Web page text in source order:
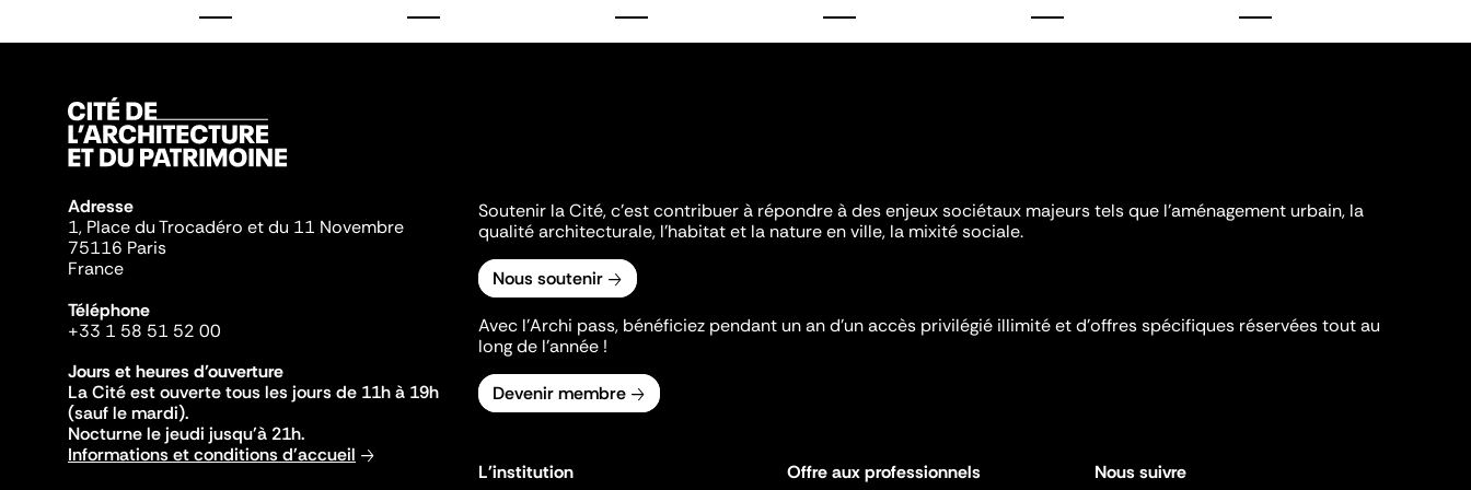
Adresse
1, Place du Trocadéro et du 11 Novembre
75116 Paris
France
Téléphone
+33 1 58 51 52 00
Jours et heures d'ouverture
La Cité est ouverte tous les jours de 11h à 19h
(sauf le mardi).
Nocturne le jeudi jusqu'à 21h.
Informations et conditions d'accueil
Soutenir la Cité, c'est contribuer à répondre à des enjeux sociétaux majeurs tels que l'aménagement urbain, la
qualité architecturale, l'habitat et la nature en ville, la mixité sociale.
Nous soutenir
Avec l’Archi pass, bénéficiez pendant un an d’un accès privilégié illimité et d’offres spécifiques réservées tout au
long de l’année !
Devenir membre
L'institution Offre aux professionnels Nous suivre